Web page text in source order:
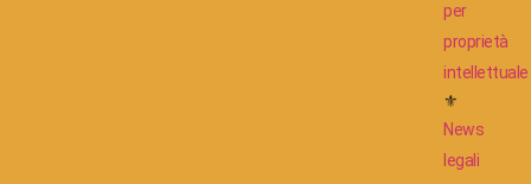
per
proprietà
intellettuale
⚜
News
legali